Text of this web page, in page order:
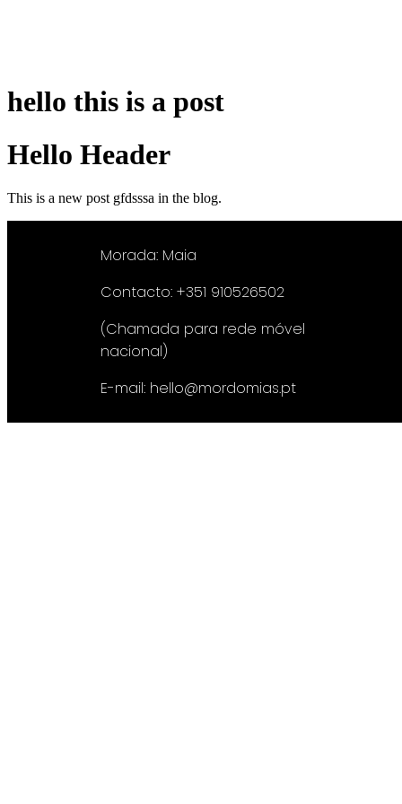
hello this is a post
Hello Header
This is a new post gfdsssa in the blog.
Morada: Maia
Contacto: +351 910526502
(Chamada para rede móvel
nacional)
E-mail: hello@mordomias.pt